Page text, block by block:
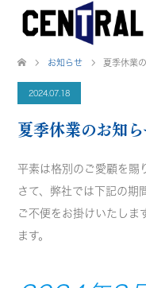
お知らせ 夏季休業
2024.07.18
夏季休業のお知
平素は格別のご愛顧を賜
さて、弊社では下記の期
ご不便をお掛けいたしま
ます。